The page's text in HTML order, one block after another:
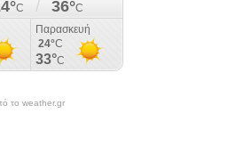
το weather.gr